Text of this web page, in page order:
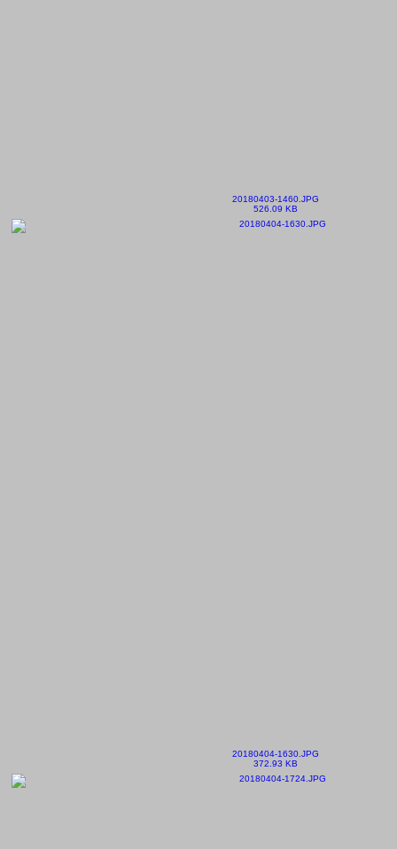
20180403-1460.JPG
526.09 KB
20180404-1630.JPG
372.93 KB